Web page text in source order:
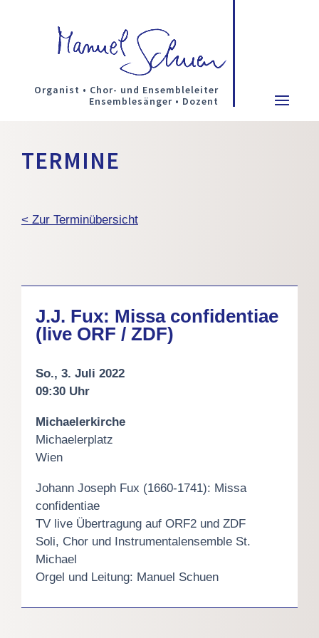
Organist • Chor- und Ensembleleiter
Ensemblesänger • Dozent
TERMINE
< Zur Terminübersicht
J.J. Fux: Missa confidentiae
(live ORF / ZDF)
So., 3. Juli 2022
09:30 Uhr
Michaelerkirche
Michaelerplatz
Wien
Johann Joseph Fux (1660-1741): Missa
confidentiae
TV live Übertragung auf ORF2 und ZDF
Soli, Chor und Instrumentalensemble St.
Michael
Orgel und Leitung: Manuel Schuen